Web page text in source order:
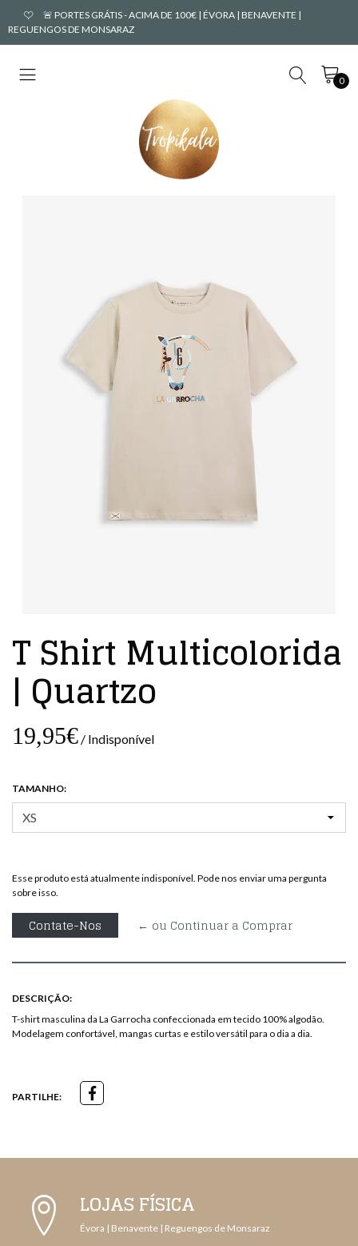
🚨 PORTES GRÁTIS - ACIMA DE 100€ | ÉVORA | BENAVENTE |
REGUENGOS DE MONSARAZ
0
T Shirt Multicolorida
| Quartzo
19,95€ / Indisponível
TAMANHO:
Esse produto está atualmente indisponível. Pode nos enviar uma pergunta
sobre isso.
Contate-Nos ← ou Continuar a Comprar
DESCRIÇÃO:
T-shirt masculina da La Garrocha confeccionada em tecido 100% algodão.
Modelagem confortável, mangas curtas e estilo versátil para o dia a dia.
PARTILHE:
LOJAS FÍSICA
Évora | Benavente | Reguengos de Monsaraz